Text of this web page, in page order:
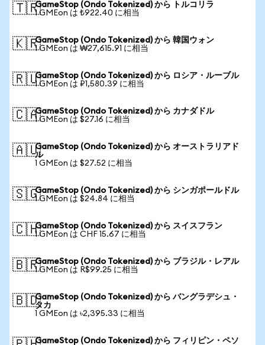
🇹🇷GameStop (Ondo Tokenized) から トルコリラ
1 GMEon は ₺922.40 に相当
🇰🇷GameStop (Ondo Tokenized) から 韓国ウォン
1 GMEon は ₩27,615.91 に相当
🇷🇺GameStop (Ondo Tokenized) から ロシア・ルーブル
1 GMEon は ₽1,580.39 に相当
🇨🇦GameStop (Ondo Tokenized) から カナダドル
1 GMEon は $27.16 に相当
🇦🇺GameStop (Ondo Tokenized) から オーストラリアド
ル
1 GMEon は $27.52 に相当
🇸🇬GameStop (Ondo Tokenized) から シンガポールドル
1 GMEon は $24.84 に相当
🇨🇭GameStop (Ondo Tokenized) から スイスフラン
1 GMEon は CHF 15.67 に相当
🇧🇷GameStop (Ondo Tokenized) から ブラジル・レアル
1 GMEon は R$99.25 に相当
🇧🇩GameStop (Ondo Tokenized) から バングラデシュ・
タカ
1 GMEon は ৳2,395.33 に相当
GameStop (Ondo Tokenized) から フィリピン・ペソ